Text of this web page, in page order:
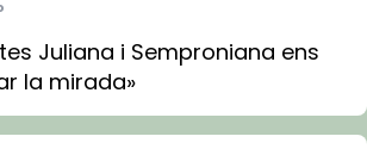
Juliana i Semproniana ens
la mirada»
bisbe de Tortosa, ha